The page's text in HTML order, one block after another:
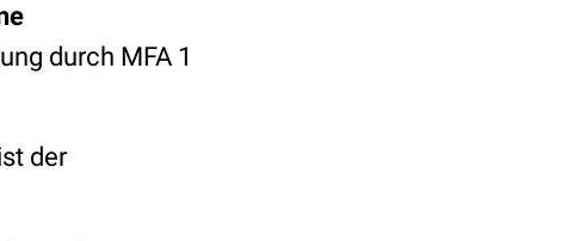
durch MFA 1
der